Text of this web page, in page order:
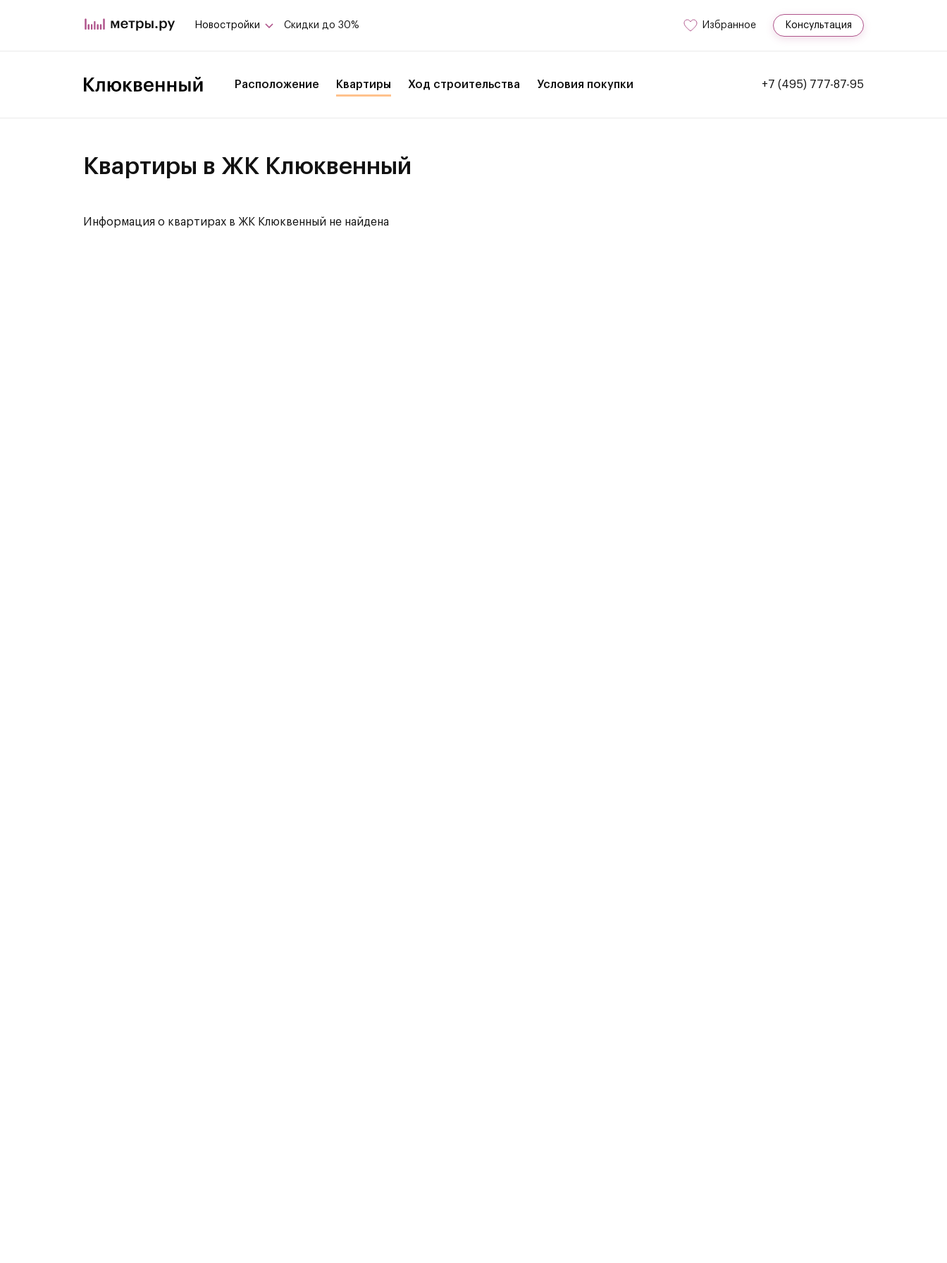
Новостройки Скидки до 30% Избранное Консультация
Расположение Квартиры Ход строительства Условия покупки +7 (495) 777-87-95
Квартиры в ЖК Клюквенный
Информация о квартирах в ЖК Клюквенный не найдена